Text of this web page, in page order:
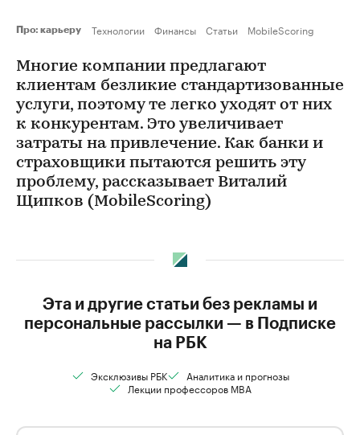
Про: карьеру Технологии Финансы Статьи MobileScoring
Многие компании предлагают
клиентам безликие стандартизованные
услуги, поэтому те легко уходят от них
к конкурентам. Это увеличивает
затраты на привлечение. Как банки и
страховщики пытаются решить эту
проблему, рассказывает Виталий
Щипков (MobileScoring)
Эта и другие статьи без рекламы и
персональные рассылки — в Подписке
на РБК
Эксклюзивы РБК
Аналитика и прогнозы
Лекции профессоров MBA